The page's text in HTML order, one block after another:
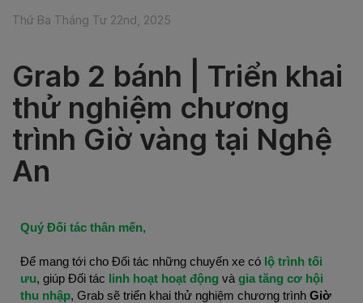
Thứ Ba Tháng Tư 22nd, 2025
Grab 2 bánh | Triển khai
thử nghiệm chương
trình Giờ vàng tại Nghệ
An
Quý Đối tác thân mến,
Để mang tới cho Đối tác những chuyến xe có lộ trình tối
ưu, giúp Đối tác linh hoạt hoạt động và gia tăng cơ hội
thu nhập, Grab sẽ triển khai thử nghiệm chương trình Giờ